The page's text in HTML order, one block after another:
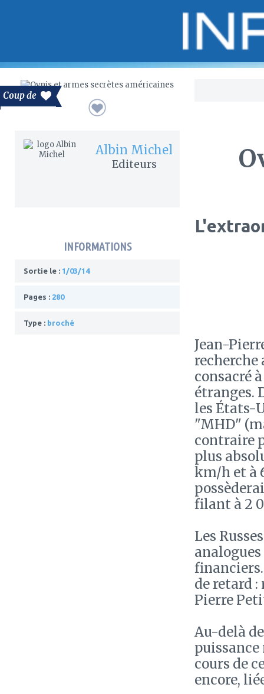
Coup de
Albin Michel
Editeurs
INFORMATIONS
Sortie le : 1/03/14
Pages : 280
Type : broché
Jean-
recherche
consacré
étranges.
les États-
"MHD"
contraire
plus
km/h et à
filant à 2
Les
de retard
Pierre
Au-delà
cours de
encore,